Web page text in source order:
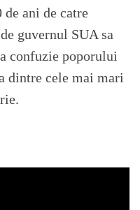
de ani de catre
guvernul SUA sa
confuzie poporului
dintre cele mai mari